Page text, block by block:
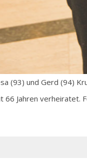
(93) und Gerd (94)
66 Jahren verheiratet.